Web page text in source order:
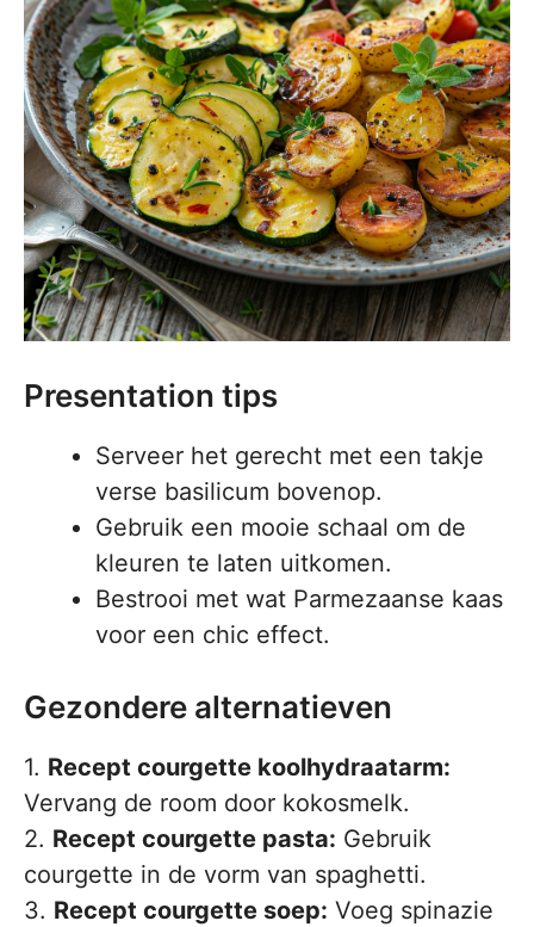
Presentation tips
Serveer het gerecht met een takje
verse basilicum bovenop.
Gebruik een mooie schaal om de
kleuren te laten uitkomen.
Bestrooi met wat Parmezaanse kaas
voor een chic effect.
Gezondere alternatieven
1. Recept courgette koolhydraatarm:
Vervang de room door kokosmelk.
2. Recept courgette pasta: Gebruik
courgette in de vorm van spaghetti.
3. Recept courgette soep: Voeg spinazie